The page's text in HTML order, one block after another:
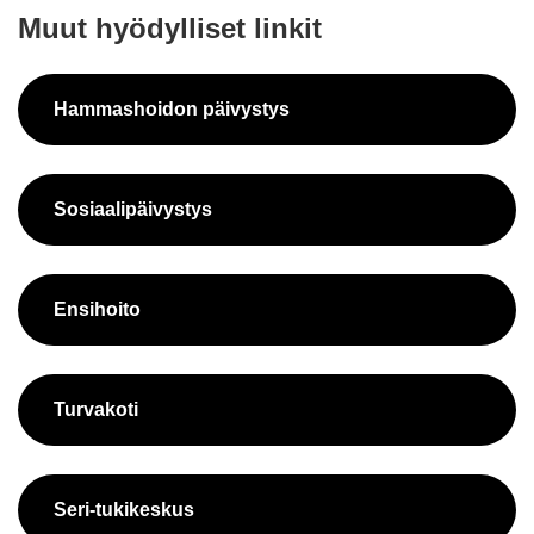
Muut hyö­dyl­li­set lin­kit
Ham­mas­hoi­don päi­vys­tys
So­si­aa­li­päi­vys­tys
En­si­hoi­to
Tur­va­ko­ti
Seri-​tukikeskus